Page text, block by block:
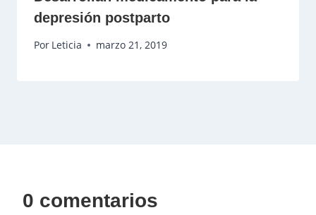
depresión postparto
Por Leticia marzo 21, 2019
0 comentarios